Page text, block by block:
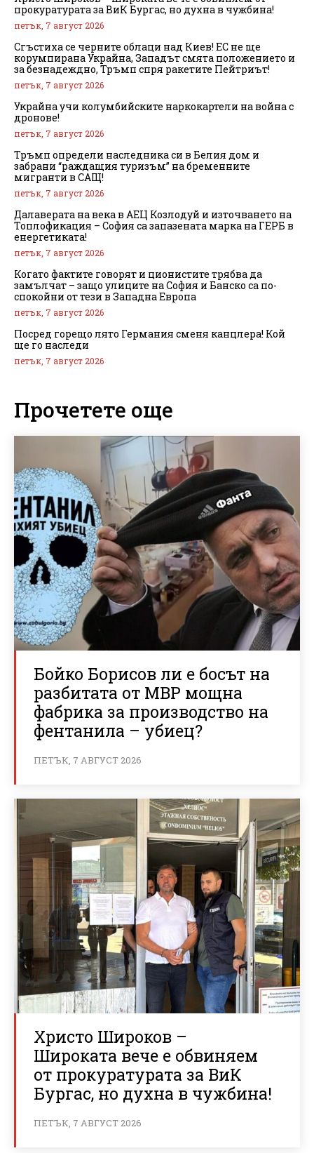
прокуратурата за ВиК Бургас, но духна в чужбина!
петък, 7 август 2026
Сгъстиха се черните облаци над Киев! ЕС не ще
корумпирана Украйна, Западът смята положението и
за безнадеждно, Тръмп спря ракетите Пейтриът!
петък, 7 август 2026
Украйна учи колумбийските наркокартели на война с
дронове!
петък, 7 август 2026
Тръмп определи наследника си в Белия дом и
забрани “раждащия туризъм” на бременните
мигранти в САЩ!
петък, 7 август 2026
Далаверата на века в АЕЦ Козлодуй и източването на
Топлофикация – София са запазената марка на ГЕРБ в
енергетиката!
петък, 7 август 2026
Когато фактите говорят и ционистите трябва да
замълчат – защо улиците на София и Банско са по-
спокойни от тези в Западна Европа
петък, 7 август 2026
Посред горещо лято Германия сменя канцлера! Кой
ще го наследи
петък, 7 август 2026
Прочетете още
Бойко Борисов ли е босът на
разбитата от МВР мощна
фабрика за производство на
фентанила – убиец?
ПЕТЪК, 7 АВГУСТ 2026
Христо Широков –
Широката вече е обвиняем
от прокуратурата за ВиК
Бургас, но духна в чужбина!
ПЕТЪК, 7 АВГУСТ 2026